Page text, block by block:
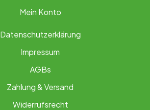
Mein Konto
Datenschutzerklärung
Impressum
AGBs
Zahlung & Versand
Widerrufsrecht